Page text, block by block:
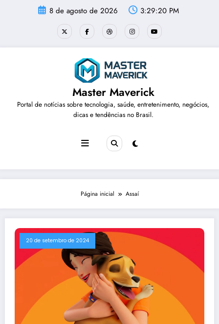
8 de agosto de 2026 3:29:20 PM
Master Maverick
Portal de notícias sobre tecnologia, saúde, entretenimento, negócios,
dicas e tendências no Brasil.
Página inicial Assaí
20 de setembro de 2024